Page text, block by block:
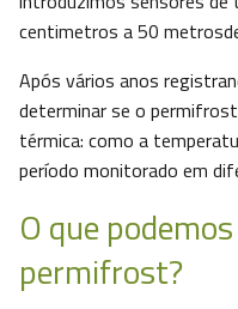
centimetros a 50
Após vários anos
determinar se o
térmica: como a
período monitorado em
O que
permifrost?